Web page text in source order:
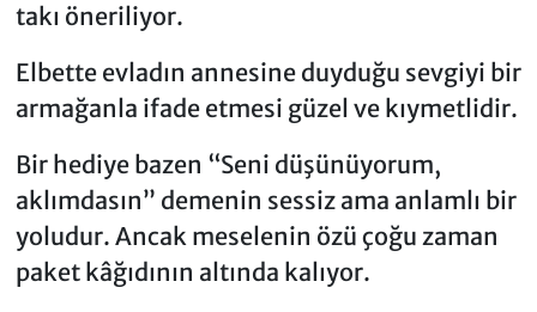
takı öneriliyor.
Elbette evladın annesine duyduğu sevgiyi bir
armağanla ifade etmesi güzel ve kıymetlidir.
Bir hediye bazen “Seni düşünüyorum,
aklımdasın” demenin sessiz ama anlamlı bir
yoludur. Ancak meselenin özü çoğu zaman
paket kâğıdının altında kalıyor.